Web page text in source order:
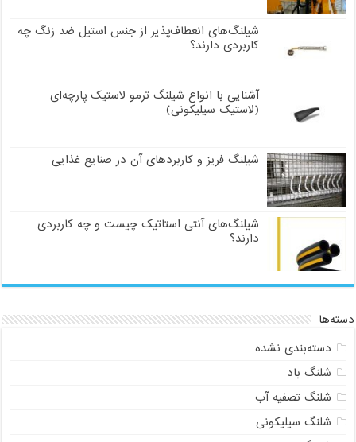
شیلنگ‌های انعطاف‌پذیر از جنس استیل ضد زنگ چه
کاربردی دارند؟
آشنایی با انواع شیلنگ ترمو لاستیک پارچه‌ای
(لاستیک سیلیکونی)
شیلنگ فریز و کاربردهای آن در صنایع غذایی
شیلنگ‌های آنتی استاتیک چیست و چه کاربردی
دارند؟
دسته‌ها
دسته‌بندی نشده
شلنگ باد
شلنگ تصفیه آب
شلنگ سیلیکونی